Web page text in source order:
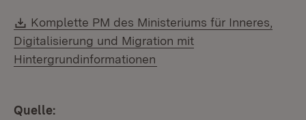
Download:
Komplette PM des Ministeriums für Inneres,
Digitalisierung und Migration mit
Hintergrundinformationen
Quelle: